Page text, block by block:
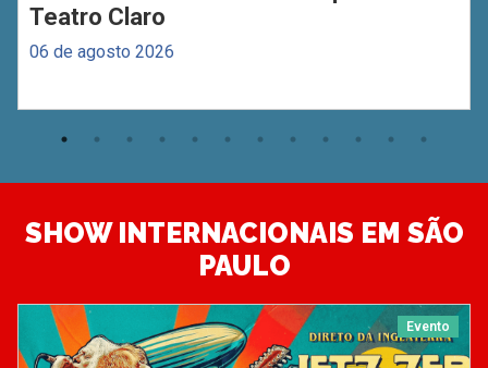
Teatro Claro
06 de agosto 2026
SHOW INTERNACIONAIS EM SÃO
PAULO
Evento